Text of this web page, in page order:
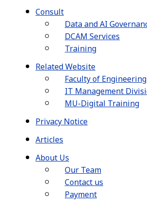
Consult
Data and AI
DCAM Services
Training
Related Website
Faculty of
IT Management
MU-Digital Training
Privacy Notice
Articles
About Us
Our Team
Contact us
Payment